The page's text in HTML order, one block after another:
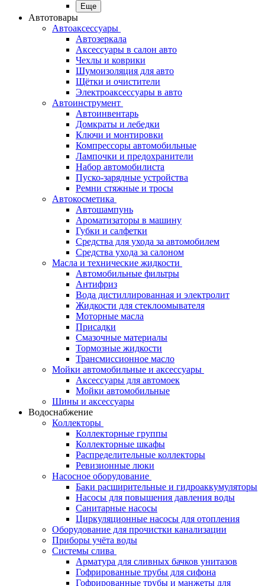
Еще
Автотовары
Автоаксессуары
Автозеркала
Аксессуары в салон авто
Чехлы и коврики
Шумоизоляция для авто
Щётки и очистители
Электроаксессуары в авто
Автоинструмент
Автоинвентарь
Домкраты и лебедки
Ключи и монтировки
Компрессоры автомобильные
Лампочки и предохранители
Набор автомобилиста
Пуско-зарядные устройства
Ремни стяжные и тросы
Автокосметика
Автошампунь
Ароматизаторы в машину
Губки и салфетки
Средства для ухода за автомобилем
Средства ухода за салоном
Масла и технические жидкости
Автомобильные фильтры
Антифриз
Вода дистиллированная и электролит
Жидкости для стеклоомывателя
Моторные масла
Присадки
Смазочные материалы
Тормозные жидкости
Трансмиссионное масло
Мойки автомобильные и аксессуары
Аксессуары для автомоек
Мойки автомобильные
Шины и аксессуары
Водоснабжение
Коллекторы
Коллекторные группы
Коллекторные шкафы
Распределительные коллекторы
Ревизионные люки
Насосное оборудование
Баки расширительные и гидроаккумуляторы
Насосы для повышения давления воды
Санитарные насосы
Циркуляционные насосы для отопления
Оборудование для прочистки канализации
Приборы учёта воды
Системы слива
Арматура для сливных бачков унитазов
Гофрированные трубы для сифона
Гофрированные трубы и манжеты для